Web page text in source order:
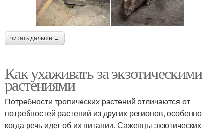
читать дальше →
Как ухаживать за экзотическими
растениями
Потребности тропических растений отличаются от
потребностей растений из других регионов, особенно
когда речь идет об их питании. Саженцы экзотических